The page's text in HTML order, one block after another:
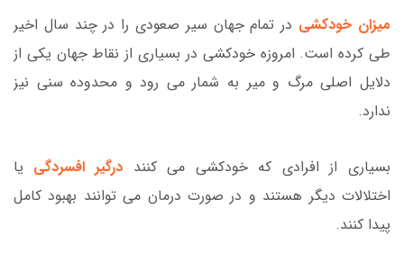
میزان خودکشی در تمام جهان سیر صعودی را در چند سال اخیر
طی کرده است. امروزه خودکشی در بسیاری از نقاط جهان یکی از
دلایل اصلی مرگ و میر به شمار می رود و محدوده سنی نیز
ندارد.
بسیاری از افرادی که خودکشی می کنند درگیر افسردگی یا
اختلالات دیگر هستند و در صورت درمان می توانند بهبود کامل
پیدا کنند.